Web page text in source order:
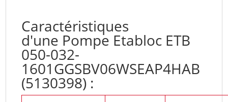
Caractéristiques
d'une Pompe Etabloc ETB
050-032-
1601GGSBV06WSEAP4HAB
(5130398) :